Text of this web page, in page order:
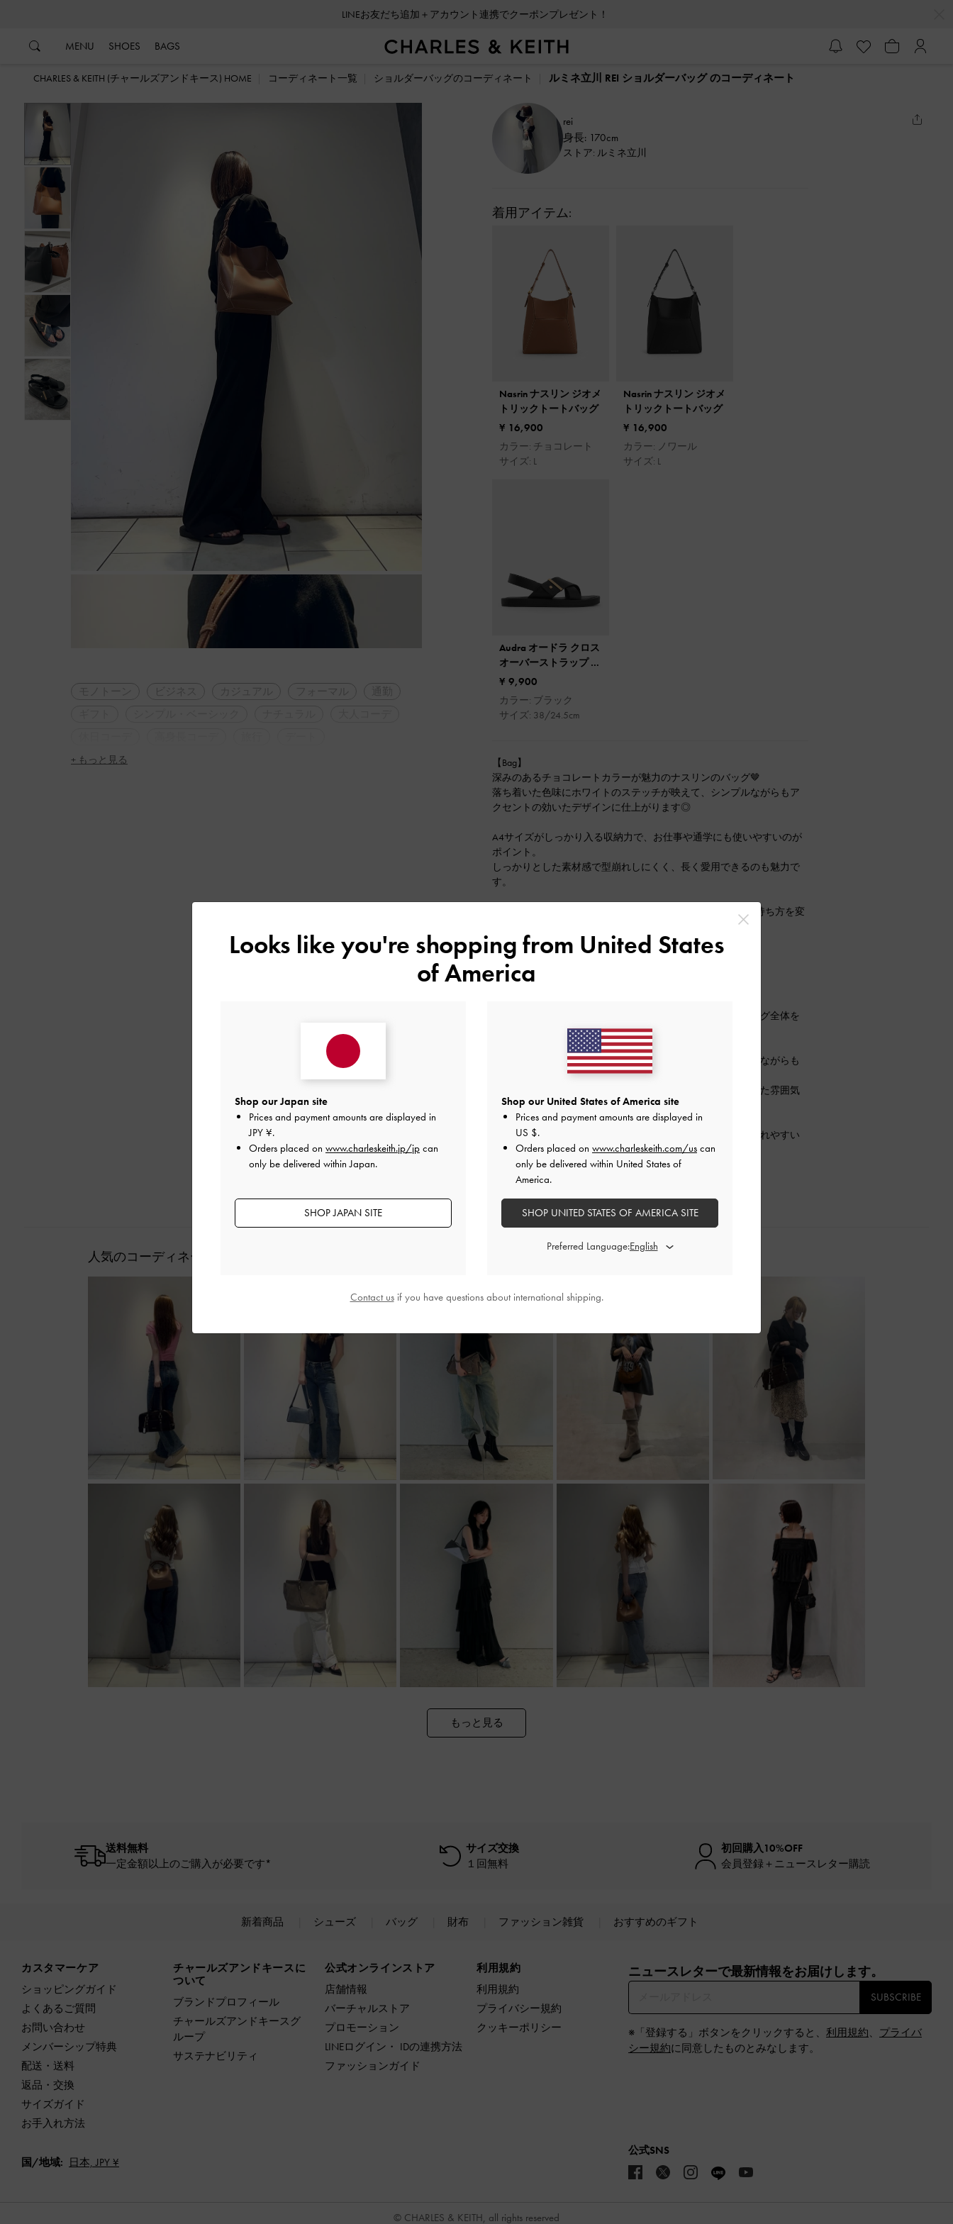
LINEお友だち追加＋アカウント連携でクーポンプレゼント！
MENU SHOES BAGS
CHARLES & KEITH (チャールズアンドキース) HOME コーディネート一覧 ショルダーバッグのコーディネート ルミネ立川 REI ショルダーバッグ のコーディネート
ビジネス フォーマル
通勤
+ もっと見る
rei
身長: 170cm
ストア: ルミネ立川
着用アイテム:
Nasrin ナスリン ジオメ
トリックトートバッグ
¥ 16,900
カラー: チョコレート
サイズ: L
Nasrin ナスリン ジオメ
トリックトートバッグ
¥ 16,900
カラー: ノワール
サイズ: L
Audra オードラ クロス
オーバーストラップ ス
リングバックサンダル
¥ 9,900
カラー: ブラック
サイズ: 38/24.5cm
【Bag】
深みのあるチョコレートカラーが魅力のナスリンのバッグ🤎
落ち着いた色味にホワイトのステッチが映えて、シンプルながらもア
クセントの効いたデザインに仕上がります◎
A4サイズがしっかり入る収納力で、お仕事や通学にも使いやすいのが
ポイント。
しっかりとした素材感で型崩れしにくく、長く愛用できるのも魅力で
す。
肩がけと斜めがけの2WAYで使えるため、シーンに合わせて持ち方を変
デイリーに活躍してくれる実用性の高いバッグです‼︎
【Shoes】38着用（24.5）
無駄のないデザインで足元をすっきり見せつつ、スタイリング全体を
引き締めてくれます◎
クロスストラップがさりげないアクセントになり、シンプルながらも
こなれた印象に。
フラットで気負わず履けるのに、カジュアルすぎず洗練された雰囲気
に仕上がるのがポイントです✨
デイリーにはもちろん、きれいめなスタイリングにも取り入れやすい
一足です。
2026-06-17 にアップロード
人気のコーディネート
もっと見る
送料無料
一定金額以上のご購入が必要です*
サイズ交換
１回無料
初回購入10%OFF
会員登録＋ニュースレター購読
新着商品 シューズ バッグ 財布 ファッション雑貨 おすすめのギフト
カスタマーケア
ショッピングガイド
よくあるご質問
お問い合わせ
メンバーシップ特典
配送・送料
返品・交換
サイズガイド
お手入れ方法
チャールズアンドキースに
ついて
ブランドプロフィール
チャールズアンドキースグ
ループ
サステナビリティ
公式オンラインストア
店舗情報
バーチャルストア
プロモーション
LINEログイン・ IDの連携方法
ファッションガイド
利用規約
利用規約
プライバシー規約
クッキーポリシー
ニュースレターで最新情報をお届けします。​
SUBSCRIBE
※「登録する」ボタンをクリックすると、 利用規約、 プライバ
シー規約に同意したものとみなします。
国/地域: 日本, JPY ¥
公式SNS
© CHARLES & KEITH, all rights reserved
Looks like you're shopping from United States
of America
Shop our Japan site
Prices and payment amounts are displayed in
JPY ¥.
Orders placed on www.charleskeith.jp/jp can
only be delivered within Japan.
SHOP JAPAN SITE
Shop our United States of America site
Prices and payment amounts are displayed in
US $.
Orders placed on www.charleskeith.com/us can
only be delivered within United States of
America.
SHOP UNITED STATES OF AMERICA SITE
Preferred Language:
Contact usif you have questions about international shipping.